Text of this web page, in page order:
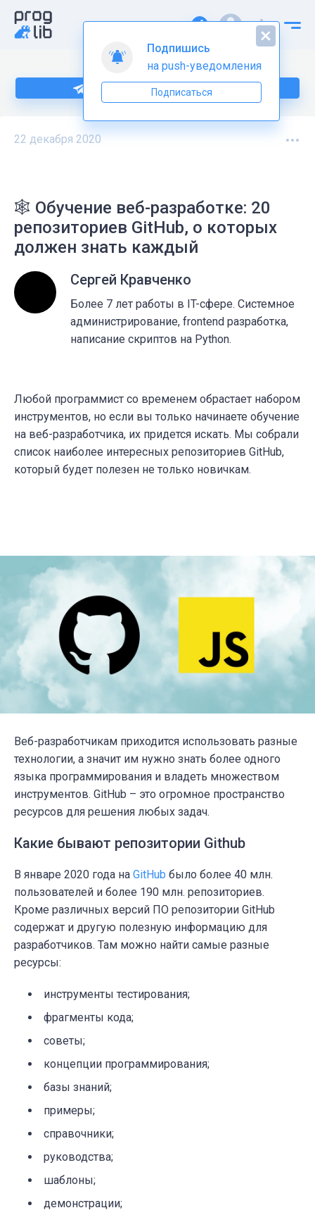
Подпишитесь на нас в Telegram
22 декабря 2020
🕸 Обучение веб-разработке: 20
репозиториев GitHub, о которых
должен знать каждый
Сергей Кравченко
Более 7 лет работы в IT-сфере. Системное
администрирование, frontend разработка,
написание скриптов на Python.
Любой программист со временем обрастает набором
инструментов, но если вы только начинаете обучение
на веб-разработчика, их придется искать. Мы собрали
список наиболее интересных репозиториев GitHub,
который будет полезен не только новичкам.
Веб-разработчикам приходится использовать разные
технологии, а значит им нужно знать более одного
языка программирования и владеть множеством
инструментов. GitHub – это огромное пространство
ресурсов для решения любых задач.
Какие бывают репозитории Github
В январе 2020 года на GitHub было более 40 млн.
пользователей и более 190 млн. репозиториев.
Кроме различных версий ПО репозитории GitHub
содержат и другую полезную информацию для
разработчиков. Там можно найти самые разные
ресурсы:
инструменты тестирования;
фрагменты кода;
советы;
концепции программирования;
базы знаний;
примеры;
справочники;
руководства;
шаблоны;
демонстрации;
Подпишись
на push-уведомления
Подписаться